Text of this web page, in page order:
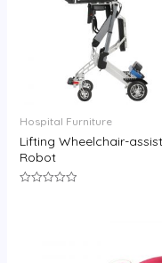
Hospital Furniture
Lifting Wheelchair-
Robot